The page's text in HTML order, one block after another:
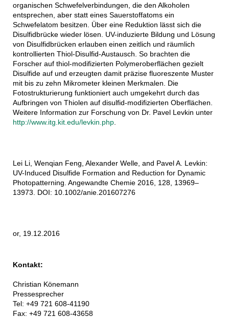
organischen Schwefelverbindungen, die den Alkoholen
entsprechen, aber statt eines Sauerstoffatoms ein
Schwefelatom besitzen. Über eine Reduktion lässt sich die
Disulfidbrücke wieder lösen. UV-induzierte Bildung und Lösung
von Disulfidbrücken erlauben einen zeitlich und räumlich
kontrollierten Thiol-Disulfid-Austausch. So brachten die
Forscher auf thiol-modifizierten Polymeroberflächen gezielt
Disulfide auf und erzeugten damit präzise fluoreszente Muster
mit bis zu zehn Mikrometer kleinen Merkmalen. Die
Fotostrukturierung funktioniert auch umgekehrt durch das
Aufbringen von Thiolen auf disulfid-modifizierten Oberflächen.
Weitere Information zur Forschung von Dr. Pavel Levkin unter
http://www.itg.kit.edu/levkin.php.
Lei Li, Wenqian Feng, Alexander Welle, and Pavel A. Levkin:
UV-Induced Disulfide Formation and Reduction for Dynamic
Photopatterning. Angewandte Chemie 2016, 128, 13969–
13973. DOI: 10.1002/anie.201607276
or, 19.12.2016
Kontakt:
Christian Könemann
Pressesprecher
Tel: +49 721 608-41190
Fax: +49 721 608-43658